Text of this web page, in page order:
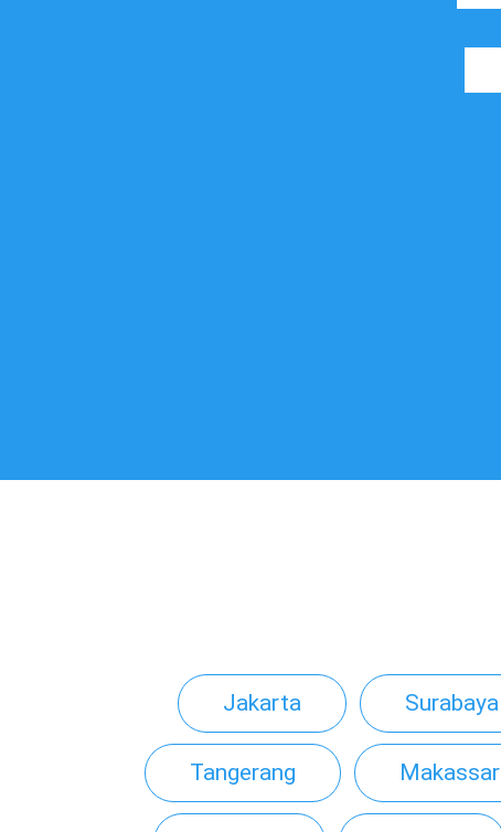
Jakarta Surabaya
Tangerang Makassar